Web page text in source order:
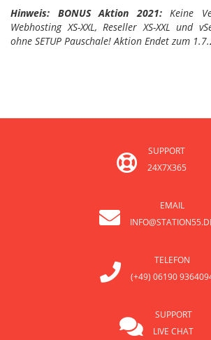
Hinweis: BONUS Aktion 2021:Keine
Webhosting XS-XXL, Reseller XS-XXL und
ohne SETUP Pauschale! Aktion Endet zum
SUPPORT
24X7X365
EMAIL
TELEFON
(+49) 06190
SUPPORT
LIVE CHAT